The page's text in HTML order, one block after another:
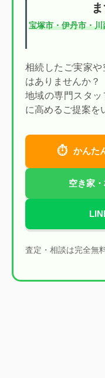
宝塚市・伊丹市・川
相続したご実家
はありませんか？
地域の専門スタ
に高めるご提案を
⏱ かんた
空き家
査定・相談は完全無